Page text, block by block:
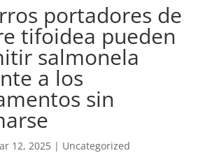
portadores de
tifoidea pueden
salmonela
a los
sin
12, 2025| Uncategorized